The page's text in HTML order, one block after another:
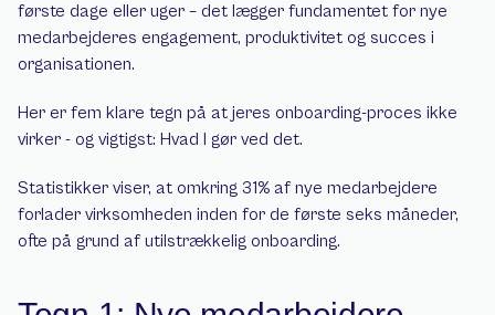
første dage eller uger – det lægger fundamentet for nye
medarbejderes engagement, produktivitet og succes i
organisationen.
Her er fem klare tegn på at jeres onboarding-proces ikke
virker - og vigtigst: Hvad I gør ved det.
Statistikker viser, at omkring 31% af nye medarbejdere
forlader virksomheden inden for de første seks måneder,
ofte på grund af utilstrækkelig onboarding.